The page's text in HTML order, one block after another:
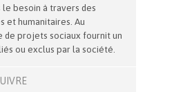
le besoin à travers des
et humanitaires. Au
de projets sociaux fournit un
ou exclus par la société.